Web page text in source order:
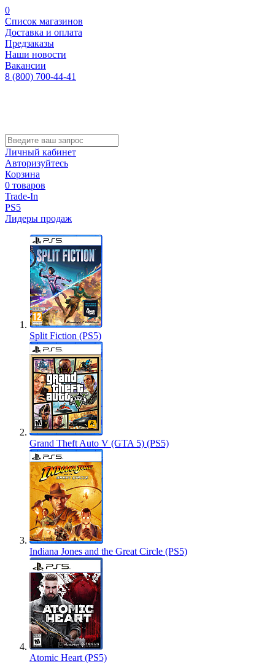
0
Список магазинов
Доставка и оплата
Предзаказы
Наши новости
Вакансии
8 (800) 700-44-41
Личный кабинет
Авторизуйтесь
Корзина
0 товаров
Trade-In
PS5
Лидеры продаж
Split Fiction (PS5)
Grand Theft Auto V (GTA 5) (PS5)
Indiana Jones and the Great Circle (PS5)
Atomic Heart (PS5)